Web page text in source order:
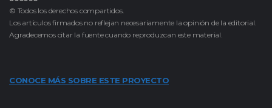
© Todos los derechos compartidos.
Los artículos firmados no reflejan necesariamente la opinión de la editorial.
Agradecemos citar la fuente cuando reproduzcan este material.
CONOCE MÁS SOBRE ESTE PROYECTO